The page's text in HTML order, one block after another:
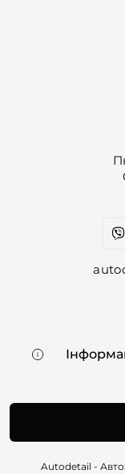
Контакти
Договір оферти
Autodetail -